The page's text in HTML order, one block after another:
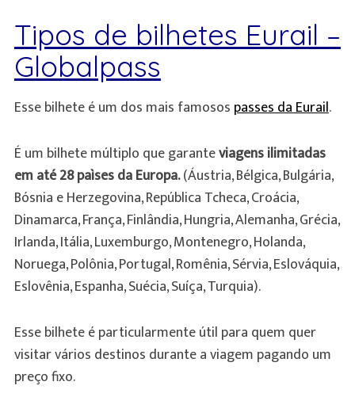
Tipos de bilhetes Eurail –
Globalpass
Esse bilhete é um dos mais famosos passes da Eurail.
É um bilhete múltiplo que garanteviagens ilimitadas
em até 28 paìses da Europa.(Áustria, Bélgica, Bulgária,
Bósnia e Herzegovina, República Tcheca, Croácia,
Dinamarca, França, Finlândia, Hungria, Alemanha, Grécia,
Irlanda, Itália, Luxemburgo, Montenegro, Holanda,
Noruega, Polônia, Portugal, Romênia, Sérvia, Eslováquia,
Eslovênia, Espanha, Suécia, Suíça, Turquia).
Esse bilhete é particularmente útil para quem quer
visitar vários destinos durante a viagem pagando um
preço fixo.